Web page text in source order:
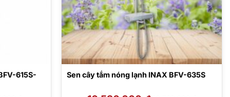
615S-
Sen cây tắm nóng lạnh INAX BFV-635S